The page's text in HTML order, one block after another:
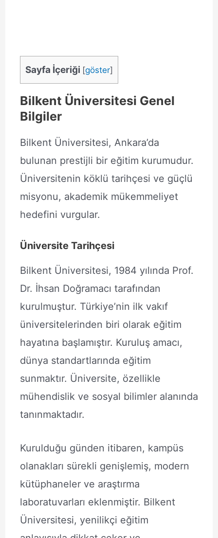
Sayfa İçeriği [göster]
Bilkent Üniversitesi Genel
Bilgiler
Bilkent Üniversitesi, Ankara’da
bulunan prestijli bir eğitim kurumudur.
Üniversitenin köklü tarihçesi ve güçlü
misyonu, akademik mükemmeliyet
hedefini vurgular.
Üniversite Tarihçesi
Bilkent Üniversitesi, 1984 yılında Prof.
Dr. İhsan Doğramacı tarafından
kurulmuştur. Türkiye’nin ilk vakıf
üniversitelerinden biri olarak eğitim
hayatına başlamıştır. Kuruluş amacı,
dünya standartlarında eğitim
sunmaktır. Üniversite, özellikle
mühendislik ve sosyal bilimler alanında
tanınmaktadır.
Kurulduğu günden itibaren, kampüs
olanakları sürekli genişlemiş, modern
kütüphaneler ve araştırma
laboratuvarları eklenmiştir. Bilkent
Üniversitesi, yenilikçi eğitim